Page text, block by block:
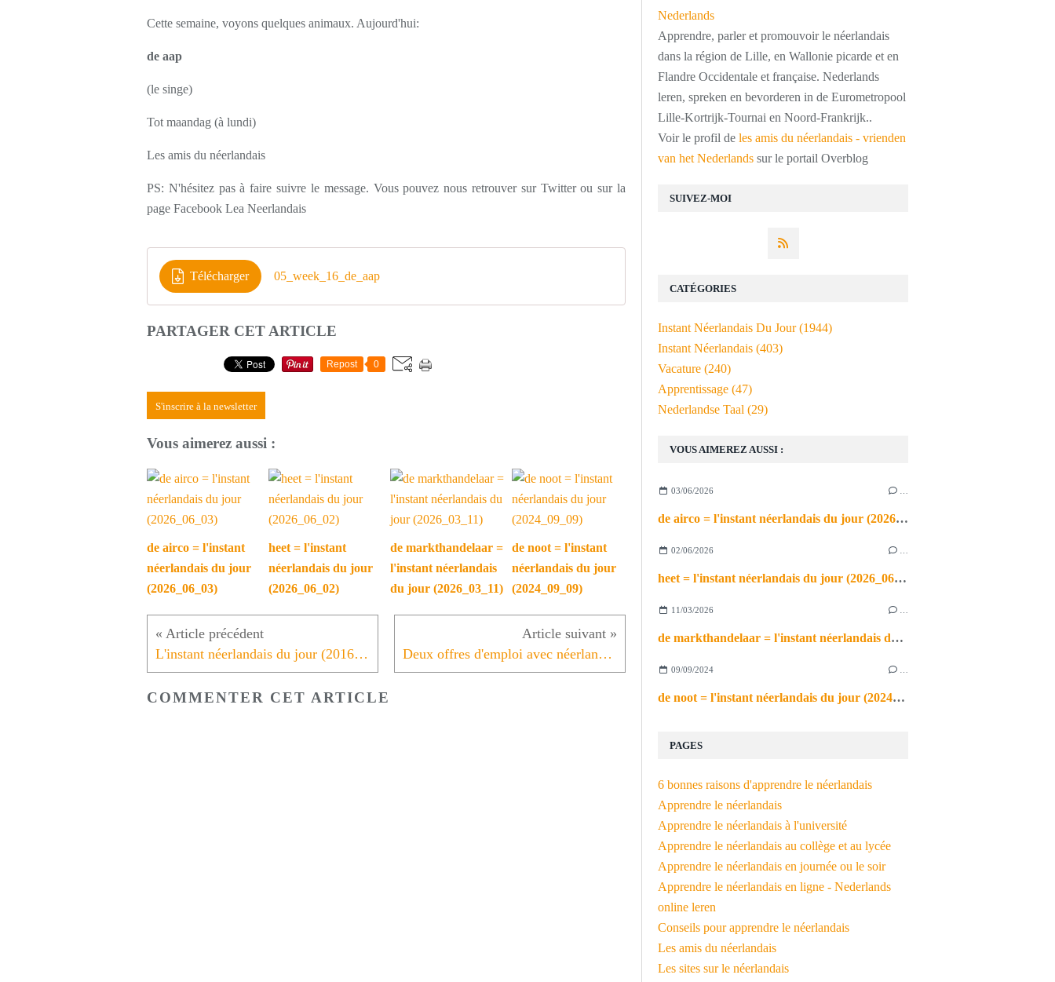
Cette semaine, voyons quelques animaux. Aujourd'hui:
de aap
(le singe)
Tot maandag (à lundi)
Les amis du néerlandais
PS: N'hésitez pas à faire suivre le message. Vous pouvez nous retrouver sur Twitter ou sur la
page Facebook Lea Neerlandais
Télécharger 05_week_16_de_aap
PARTAGER CET ARTICLE
Repost 0
S'inscrire à la newsletter
Vous aimerez aussi :
de airco = l'instant
néerlandais du jour
(2026_06_03)
heet = l'instant
néerlandais du jour
(2026_06_02)
de markthandelaar =
l'instant néerlandais
du jour (2026_03_11)
de noot = l'instant
néerlandais du jour
(2024_09_09)
L'instant néerlandais du jour (2016_04_16): het paard Deux offres d'emploi avec néerlandais
COMMENTER CET ARTICLE
SUIVEZ-MOI
Apprendre, parler et promouvoir le néerlandais
dans la région de Lille, en Wallonie picarde et en
Flandre Occidentale et française. Nederlands
leren, spreken en bevorderen in de Eurometropool
Lille-Kortrijk-Tournai en Noord-Frankrijk..
Voir le profil de les amis du néerlandais - vrienden
van het Nederlands sur le portail Overblog
VOUS AIMEREZ AUSSI :
03/06/2026
de airco = l'instant néerlandais du jour (2026_06_03)
02/06/2026
heet = l'instant néerlandais du jour (2026_06_02)
11/03/2026
de markthandelaar = l'instant néerlandais du jour (2026_03_11)
09/09/2024
de noot = l'instant néerlandais du jour (2024_09_09)
PAGES
6 bonnes raisons d'apprendre le néerlandais
Apprendre le néerlandais
Apprendre le néerlandais à l'université
Apprendre le néerlandais au collège et au lycée
Apprendre le néerlandais en journée ou le soir
Apprendre le néerlandais en ligne - Nederlands
online leren
Conseils pour apprendre le néerlandais
Les amis du néerlandais
Les sites sur le néerlandais
CATÉGORIES
Instant Néerlandais Du Jour(1944)
Instant Néerlandais (403)
Vacature (240)
Apprentissage (47)
Nederlandse Taal (29)